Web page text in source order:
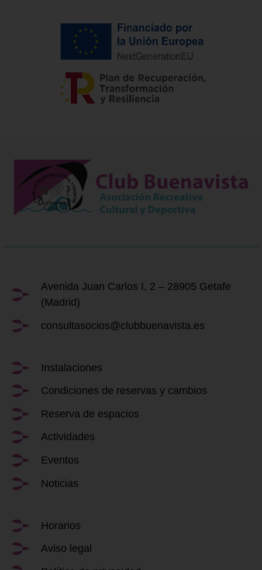
Avenida Juan Carlos I, 2 – 28905 Getafe
(Madrid)
consultasocios@clubbuenavista.es
Instalaciones
Condiciones de reservas y cambios
Reserva de espacios
Actividades
Eventos
Noticias
Horarios
Aviso legal